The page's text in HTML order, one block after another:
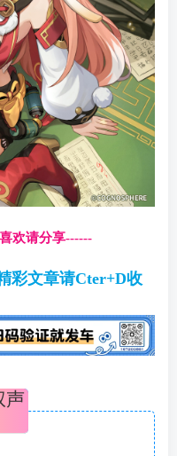
欢请分享------
彩文章请Cter+D收
声